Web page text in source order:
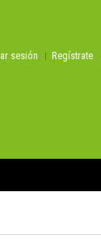
sesión Regístrate